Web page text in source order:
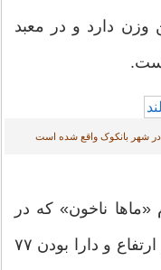
بیش از ۵٫۵ تن وزن دارد و در معبد
بانکوک واقع شده است
ناخون» که در
شهر بانکوک واقع شده، با ۳۱۴ متر ارتفاع و دارا بودن ۷۷